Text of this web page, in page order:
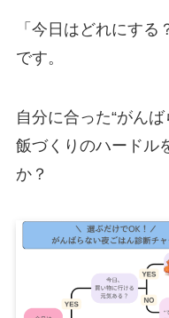
「今日はどれにす
です。
自分に合った“がん
飯づくりのハードル
か？